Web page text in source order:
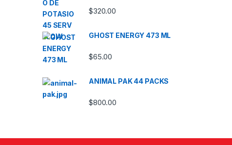
$320.00
GHOST ENERGY 473 ML
$65.00
ANIMAL PAK 44 PACKS
$800.00